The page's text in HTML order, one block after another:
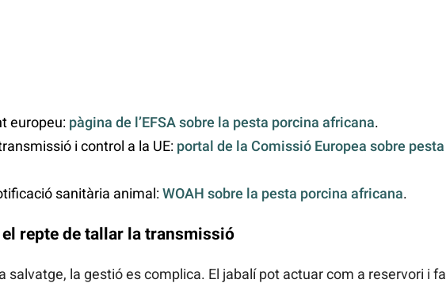
europeu: pàgina de l’EFSA sobre la pesta porcina africana.
i control a la UE: portal de la Comissió Europea sobre
sanitària animal:WOAH sobre la pesta porcina africana.
repte de tallar la transmissió
salvatge, la gestió es complica. El jabalí pot actuar com a reservori i